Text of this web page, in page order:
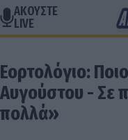
ΑΚΟΥΣΤΕ
LIVE
Εορτολόγιο:
Αυγούστου - Σε
πολλά»